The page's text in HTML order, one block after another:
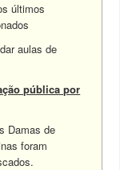
últimos
aulas de
pública por
Damas de
foram